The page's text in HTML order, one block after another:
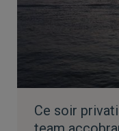
Ce soir